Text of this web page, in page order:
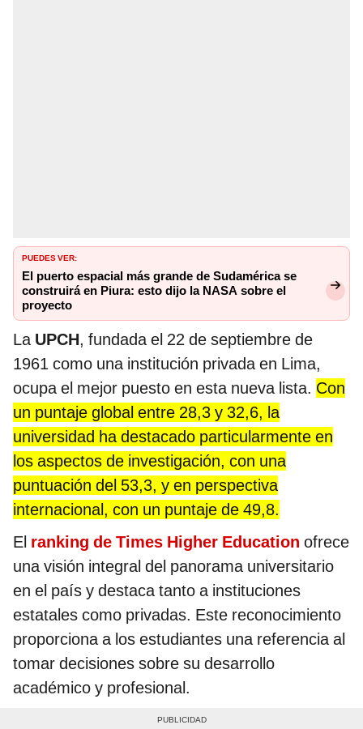
PUEDES VER:
El puerto espacial más grande de Sudamérica se
construirá en Piura: esto dijo la NASA sobre el
proyecto
La UPCH, fundada el 22 de septiembre de
1961 como una institución privada en Lima,
ocupa el mejor puesto en esta nueva lista. Con
un puntaje global entre 28,3 y 32,6, la
universidad ha destacado particularmente en
los aspectos de investigación, con una
puntuación del 53,3, y en perspectiva
internacional, con un puntaje de 49,8.
El ranking de Times Higher Education ofrece
una visión integral del panorama universitario
en el país y destaca tanto a instituciones
estatales como privadas. Este reconocimiento
proporciona a los estudiantes una referencia al
tomar decisiones sobre su desarrollo
académico y profesional.